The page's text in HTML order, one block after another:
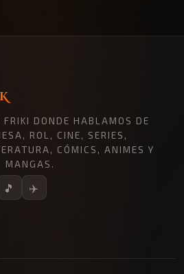
FRIKI DONDE HABLAMOS DE
ROL, CINE, SERIES,
CÓMICS, ANIMES Y
MANGAS.
🎵 ✈️